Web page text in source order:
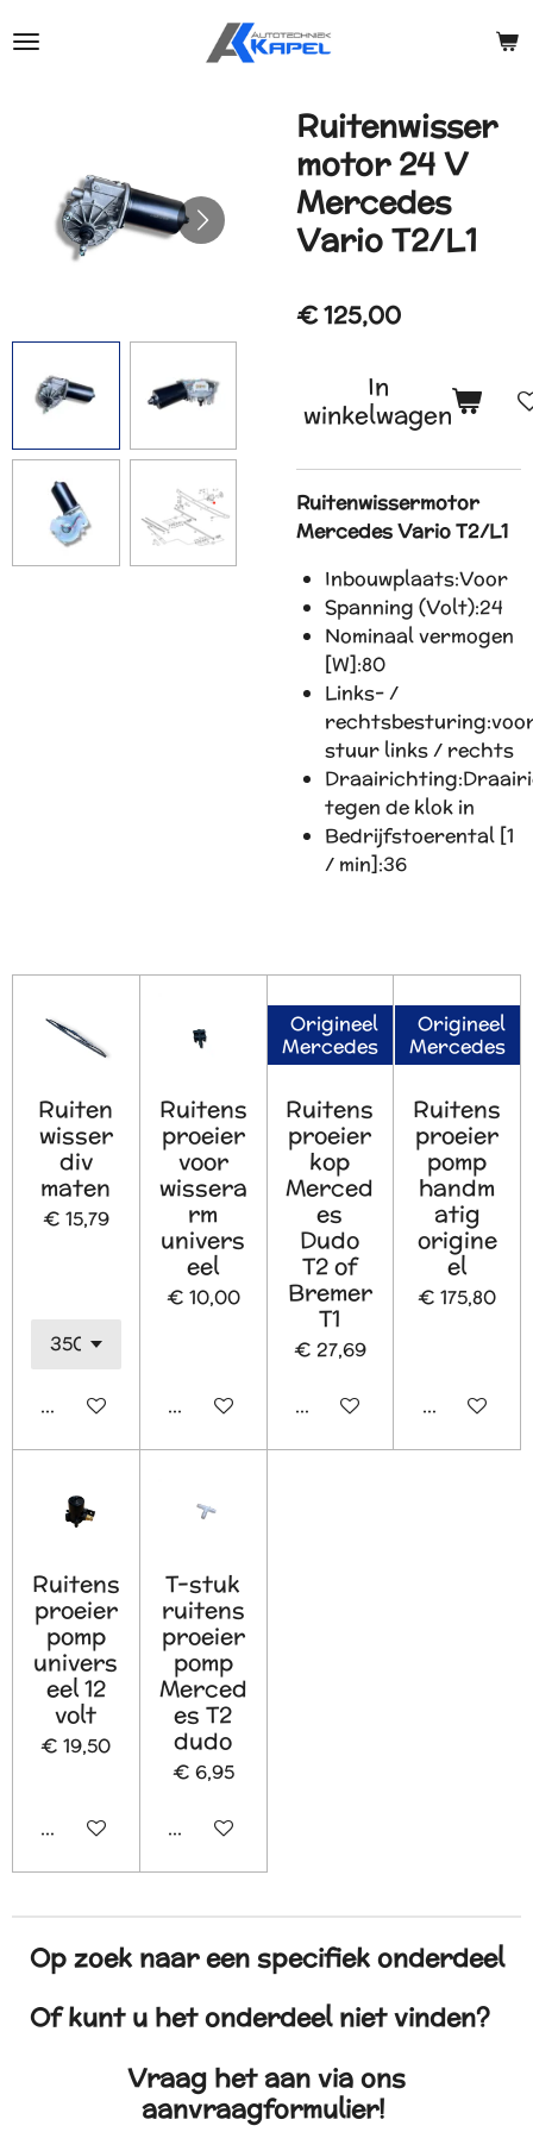
direct
Ruitenwisser
motor 24 V
Mercedes
Vario T2/L1
€ 125,00
In
winkelwagen
Ruitenwissermotor
Mercedes Vario T2/L1
Inbouwplaats:Voor
Spanning (Volt):24
Nominaal vermogen
[W]:80
Links- /
rechtsbesturing:
stuur links / rechts
Draairichting:
tegen de klok in
Bedrijfstoerental [1
/ min]:36
Ruiten
wisser
div
maten
€ 15,79
In winkelwagen
Ruitens
proeier
voor
wissera
rm
univers
eel
€ 10,00
In winkelwagen
Origineel
Mercedes
Ruitens
proeier
kop
Merced
es
Dudo
T2 of
Bremer
T1
€ 27,69
In winkelwagen
Origineel
Mercedes
Ruitens
proeier
pomp
handm
atig
origine
el
€ 175,80
Houd mij
Ruitens
proeier
pomp
univers
eel 12
volt
€ 19,50
In winkelwagen
T-stuk
ruitens
proeier
pomp
Merced
es T2
dudo
€ 6,95
In winkelwagen
Op zoek naar een specifiek onderdeel
Of kunt u het onderdeel niet vinden?
Vraag het aan via ons
aanvraagformulier!